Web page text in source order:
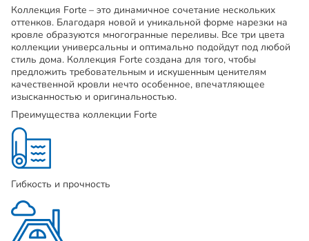
Коллекция Forte – это динамичное сочетание нескольких
оттенков. Благодаря новой и уникальной форме нарезки на
кровле образуются многогранные переливы. Все три цвета
коллекции универсальны и оптимально подойдут под любой
стиль дома. Коллекция Forte создана для того, чтобы
предложить требовательным и искушенным ценителям
качественной кровли нечто особенное, впечатляющее
изысканностью и оригинальностью.
Преимущества коллекции Forte
Гибкость и прочность